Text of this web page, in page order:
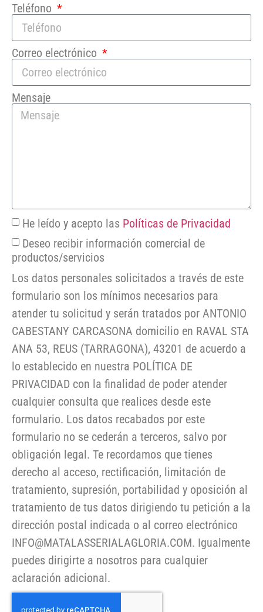
Teléfono
Correo electrónico
Mensaje
He leído y acepto las Políticas de Privacidad
Deseo recibir información comercial de
productos/servicios
Los datos personales solicitados a través de este
formulario son los mínimos necesarios para
atender tu solicitud y serán tratados por ANTONIO
CABESTANY CARCASONA domicilio en RAVAL STA
ANA 53, REUS (TARRAGONA), 43201 de acuerdo a
lo establecido en nuestra POLÍTICA DE
PRIVACIDAD con la finalidad de poder atender
cualquier consulta que realices desde este
formulario. Los datos recabados por este
formulario no se cederán a terceros, salvo por
obligación legal. Te recordamos que tienes
derecho al acceso, rectificación, limitación de
tratamiento, supresión, portabilidad y oposición al
tratamiento de tus datos dirigiendo tu petición a la
dirección postal indicada o al correo electrónico
INFO@MATALASSERIALAGLORIA.COM. Igualmente
puedes dirigirte a nosotros para cualquier
aclaración adicional.